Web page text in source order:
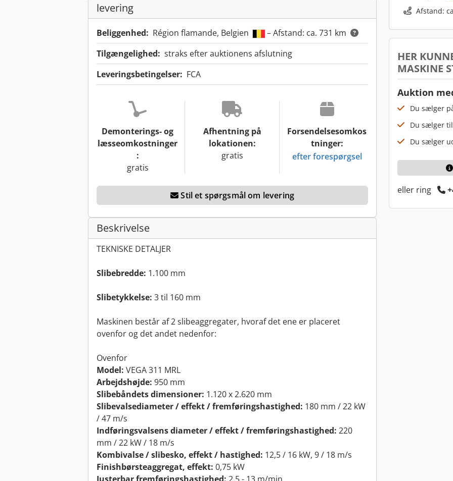
levering
Beliggenhed: Région flamande, Belgien
– Afstand: ca. 731 km
Tilgængelighed: straks efter auktionens afslutning
Leveringsbetingelser: FCA
Demonterings- og
læsseomkostninger
:
gratis
Afhentning på
lokationen:
gratis
Forsendelsesomkos
tninger:
efter forespørgsel
Stil et spørgsmål om levering
Beskrivelse
TEKNISKE DETALJER
Slibebredde: 1.100 mm
Slibetykkelse: 3 til 160 mm
Maskinen består af 2 slibeaggregater, hvoraf det ene er placeret
ovenfor og det andet nedenfor:
Ovenfor
Model: VEGA 311 MRL
Arbejdshøjde: 950 mm
Slibebåndets dimensioner: 1.120 x 2.620 mm
Slibevalsediameter / effekt / fremføringshastighed: 180 mm / 22 kW
/ 47 m/s
Indføringsvalsens diameter / effekt / fremføringshastighed: 220
mm / 22 kW / 18 m/s
Kombivalse / slibesko, effekt / hastighed: 12,5 / 16 kW, 9 / 18 m/s
Finishbørsteaggregat, effekt: 0,75 kW
Afstand:
HER
MASKINE
Auktion
Du sælger
Du sælger
Du sælger
eller ring